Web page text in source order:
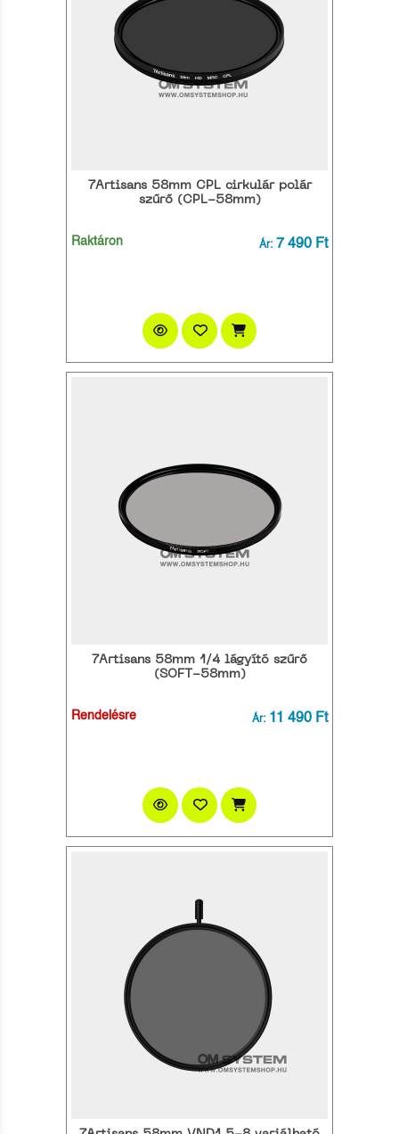
7Artisans 58mm CPL cirkulár polár
szűrő (CPL-58mm)
Raktáron Ár: 7 490 Ft
7Artisans 58mm 1/4 lágyító szűrő
(SOFT-58mm)
Rendelésre Ár: 11 490 Ft